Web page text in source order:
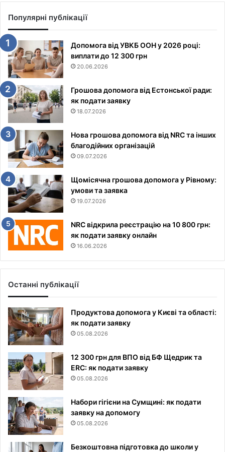
Популярні публікації
Допомога від УВКБ ООН у 2026 році:
виплати до 12 300 грн
20.06.2026
Грошова допомога від Естонської ради:
як подати заявку
18.07.2026
Нова грошова допомога від NRC та інших
благодійних організацій
09.07.2026
Щомісячна грошова допомога у Рівному:
умови та заявка
19.07.2026
NRC відкрила реєстрацію на 10 800 грн:
як подати заявку онлайн
16.06.2026
Останні публікації
Продуктова допомога у Києві та області:
як подати заявку
05.08.2026
12 300 грн для ВПО від БФ Щедрик та
ERC: як подати заявку
05.08.2026
Набори гігієни на Сумщині: як подати
заявку на допомогу
05.08.2026
Безкоштовна підготовка до школи у